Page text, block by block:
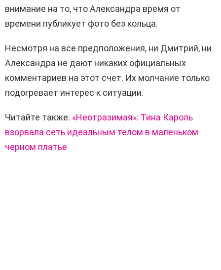
внимание на то, что Александра время от
времени публикует фото без кольца.
Несмотря на все предположения, ни Дмитрий, ни
Александра не дают никаких официальных
комментариев на этот счет. Их молчание только
подогревает интерес к ситуации.
Читайте также: «Неотразимая»: Тина Кароль
взорвала сеть идеальным телом в маленьком
черном платье